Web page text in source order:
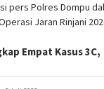
Empat Kasus 3C,